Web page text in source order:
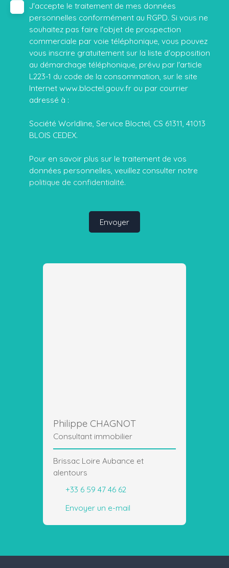
J'accepte le traitement de mes données
personnelles conformément au RGPD. Si vous ne
souhaitez pas faire l'objet de prospection
commerciale par voie téléphonique, vous pouvez
vous inscrire gratuitement sur la liste d'opposition
au démarchage téléphonique, prévu par l'article
L223-1 du code de la consommation, sur le site
Internet www.bloctel.gouv.fr ou par courrier
adressé à :
Société Worldline, Service Bloctel, CS 61311, 41013
BLOIS CEDEX.
Pour en savoir plus sur le traitement de vos
données personnelles, veuillez consulter notre
politique de confidentialité.
Envoyer
Philippe CHAGNOT
Consultant immobilier
Brissac Loire Aubance et
alentours
+33 6 59 47 46 62
Envoyer un e-mail